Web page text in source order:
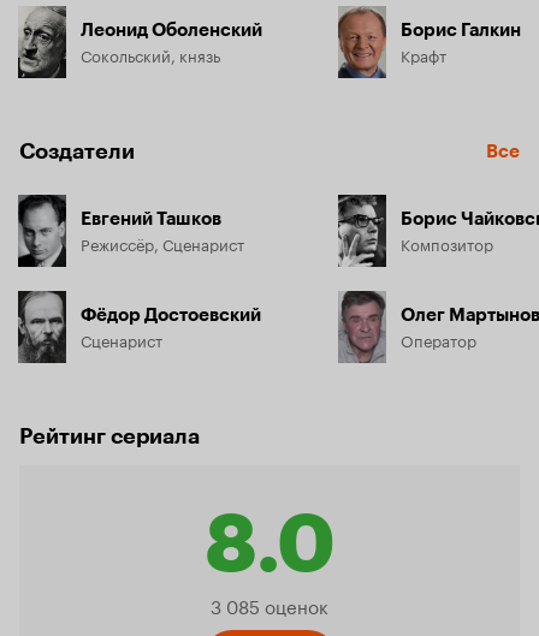
Леонид Оболенский
Сокольский, князь
Борис Галкин
Крафт
Создатели Все
Евгений Ташков
Режиссёр, Сценарист
Фёдор Достоевский
Сценарист
Борис
Композитор
Олег Мартынов
Оператор
Рейтинг сериала
8.0
Рейтинг
3 085 оценок